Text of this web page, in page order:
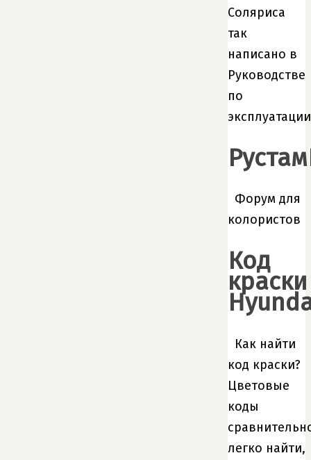
Соляриса
так
написано в
Руководстве
по
эксплуатации
Форум для
колористов
Код
краски
Как найти
код краски?
Цветовые
коды
легко найти,